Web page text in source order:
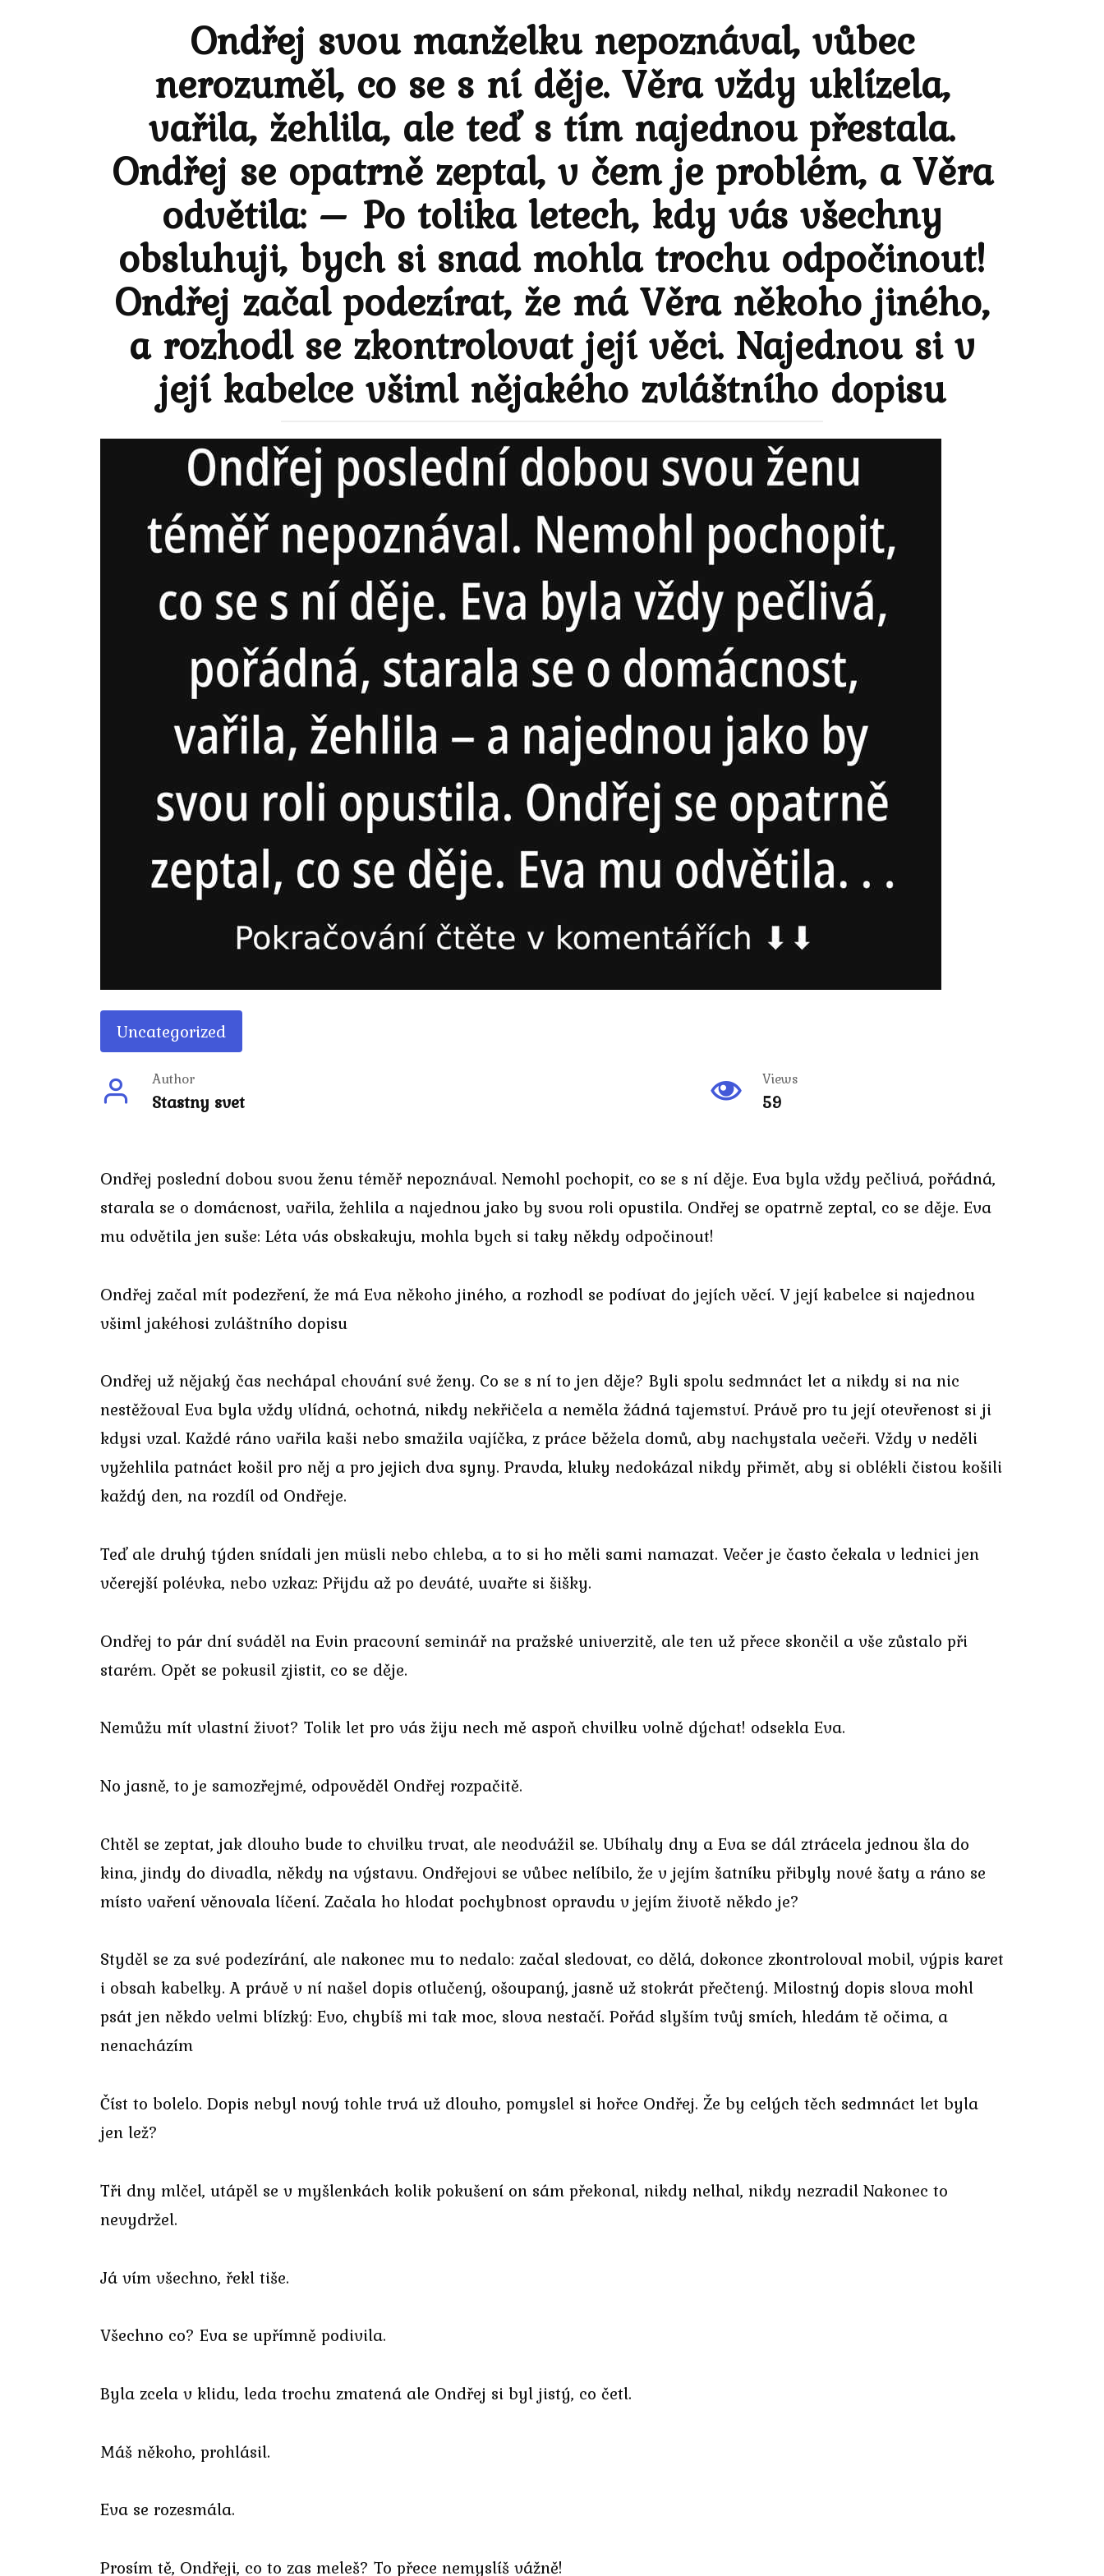
Ondřej svou manželku nepoznával, vůbec
nerozuměl, co se s ní děje. Věra vždy uklízela,
vařila, žehlila, ale teď s tím najednou přestala.
Ondřej se opatrně zeptal, v čem je problém, a Věra
odvětila: – Po tolika letech, kdy vás všechny
obsluhuji, bych si snad mohla trochu odpočinout!
Ondřej začal podezírat, že má Věra někoho jiného,
a rozhodl se zkontrolovat její věci. Najednou si v
její kabelce všiml nějakého zvláštního dopisu
Uncategorized
Author
Stastny svet
Views
59
Ondřej poslední dobou svou ženu téměř nepoznával. Nemohl pochopit, co se s ní děje. Eva byla vždy pečlivá, pořádná,
starala se o domácnost, vařila, žehlila a najednou jako by svou roli opustila. Ondřej se opatrně zeptal, co se děje. Eva
mu odvětila jen suše: Léta vás obskakuju, mohla bych si taky někdy odpočinout!
Ondřej začal mít podezření, že má Eva někoho jiného, a rozhodl se podívat do jejích věcí. V její kabelce si najednou
všiml jakéhosi zvláštního dopisu
Ondřej už nějaký čas nechápal chování své ženy. Co se s ní to jen děje? Byli spolu sedmnáct let a nikdy si na nic
nestěžoval Eva byla vždy vlídná, ochotná, nikdy nekřičela a neměla žádná tajemství. Právě pro tu její otevřenost si ji
kdysi vzal. Každé ráno vařila kaši nebo smažila vajíčka, z práce běžela domů, aby nachystala večeři. Vždy v neděli
vyžehlila patnáct košil pro něj a pro jejich dva syny. Pravda, kluky nedokázal nikdy přimět, aby si oblékli čistou košili
každý den, na rozdíl od Ondřeje.
Teď ale druhý týden snídali jen müsli nebo chleba, a to si ho měli sami namazat. Večer je často čekala v lednici jen
včerejší polévka, nebo vzkaz: Přijdu až po deváté, uvařte si šišky.
Ondřej to pár dní sváděl na Evin pracovní seminář na pražské univerzitě, ale ten už přece skončil a vše zůstalo při
starém. Opět se pokusil zjistit, co se děje.
Nemůžu mít vlastní život? Tolik let pro vás žiju nech mě aspoň chvilku volně dýchat! odsekla Eva.
No jasně, to je samozřejmé, odpověděl Ondřej rozpačitě.
Chtěl se zeptat, jak dlouho bude to chvilku trvat, ale neodvážil se. Ubíhaly dny a Eva se dál ztrácela jednou šla do
kina, jindy do divadla, někdy na výstavu. Ondřejovi se vůbec nelíbilo, že v jejím šatníku přibyly nové šaty a ráno se
místo vaření věnovala líčení. Začala ho hlodat pochybnost opravdu v jejím životě někdo je?
Styděl se za své podezírání, ale nakonec mu to nedalo: začal sledovat, co dělá, dokonce zkontroloval mobil, výpis karet
i obsah kabelky. A právě v ní našel dopis otlučený, ošoupaný, jasně už stokrát přečtený. Milostný dopis slova mohl
psát jen někdo velmi blízký: Evo, chybíš mi tak moc, slova nestačí. Pořád slyším tvůj smích, hledám tě očima, a
nenacházím
Číst to bolelo. Dopis nebyl nový tohle trvá už dlouho, pomyslel si hořce Ondřej. Že by celých těch sedmnáct let byla
jen lež?
Tři dny mlčel, utápěl se v myšlenkách kolik pokušení on sám překonal, nikdy nelhal, nikdy nezradil Nakonec to
nevydržel.
Já vím všechno, řekl tiše.
Všechno co? Eva se upřímně podivila.
Byla zcela v klidu, leda trochu zmatená ale Ondřej si byl jistý, co četl.
Máš někoho, prohlásil.
Eva se rozesmála.
Prosím tě, Ondřeji, co to zas meleš? To přece nemyslíš vážně!